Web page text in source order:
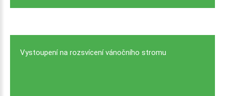
Vystoupení na rozsvícení vánočního stromu